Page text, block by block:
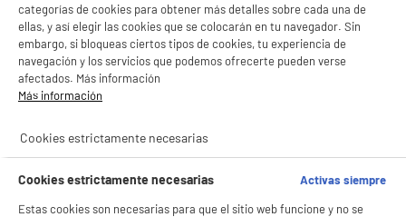
★★★★★
★★★★★
Pack videoportero conectado EZVIZ FHD HP5
con pantalla táctil + 4 tarjetas
Tipo : Videoportero conectado
Resolución : FHD
Alimentación : Red Eléctrica
Pago aplazos
DEPOT
Con el fin de mejorar tu experiencia, y tras tu consentimiento, ELECTRO DEPOT
y sus socios utilizan cookies que procesan tus datos personales para:
- compartir contenido adaptado a tus preferencias
- ofrecer publicidad y comunicaciones personalizadas
- facilitar el intercambio de contenido en las redes sociales
Si aceptas, la experiencia será aún mejor. Si no acepta, se utilizarán cookies
estadísticas anónimas basadas en tu navegación. Puedes oponerte a su uso
¡Buena visita!
categorías de cookies para obtener más detalles sobre cada una de
ellas, y así elegir las cookies que se colocarán en tu navegador. Sin
embargo, si bloqueas ciertos tipos de cookies, tu experiencia de
navegación y los servicios que podemos ofrecerte pueden verse
afectados. Más información
Más información
Cookies estrictamente necesarias
Cookies estrictamente necesarias
Activas siempre
Estas cookies son necesarias para que el sitio web funcione y no se